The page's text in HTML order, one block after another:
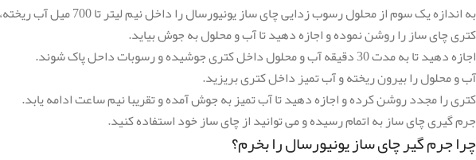
به اندازه یک سوم از محلول رسوب زدایی چای ساز یونیورسال را داخل نیم لیتر تا 700 میل آب ریخته، و داخل کتری بریزید.
کتری چای ساز را روشن نموده و اجازه دهید تا آب و محلول به جوش بیاید.
اجازه دهید تا به مدت 30 دقیقه آب و محلول داخل کتری جوشیده و رسوبات داحل پاک شوند.
آب و محلول را بیرون ریخته و آب تمیز داخل کتری بریزید.
کتری را مجدد روشن کرده و اجازه دهید تا آب تمیز به جوش آمده و تقریبا نیم ساعت ادامه یابد.
جرم گیری چای ساز به اتمام رسیده و می توانید از چای ساز خود استفاده کنید.
چرا جرم گیر چای ساز یونیورسال را بخرم؟